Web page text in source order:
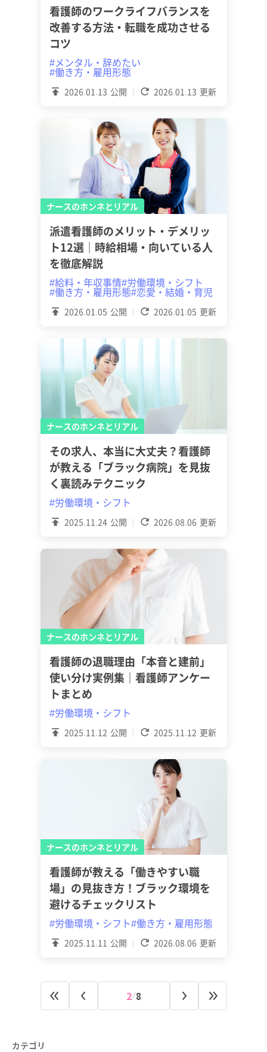
2026.01.13 公開 2026.01.13 更新
看護師のワークライフバランスを
改善する方法・転職を成功させる
コツ
#メンタル・辞めたい
#働き方・雇用形態
ナースのホンネとリアル
2026.01.05 公開 2026.01.05 更新
派遣看護師のメリット・デメリッ
ト12選｜時給相場・向いている人
を徹底解説
#給料・年収事情#労働環境・シフト
#働き方・雇用形態#恋愛・結婚・育児
ナースのホンネとリアル
2025.11.24 公開 2026.08.06 更新
その求人、本当に大丈夫？看護師
が教える「ブラック病院」を見抜
く裏読みテクニック
#労働環境・シフト
ナースのホンネとリアル
2025.11.12 公開 2025.11.12 更新
看護師の退職理由「本音と建前」
使い分け実例集｜看護師アンケー
トまとめ
#労働環境・シフト
ナースのホンネとリアル
2025.11.11 公開 2026.08.06 更新
看護師が教える「働きやすい職
場」の見抜き方！ブラック環境を
避けるチェックリスト
#労働環境・シフト#働き方・雇用形態
2 8
カテゴリ